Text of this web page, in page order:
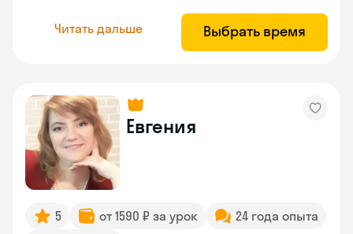
Читать дальше Выбрать время
Евгения
5 от 1590 ₽ за урок
24 года опыта